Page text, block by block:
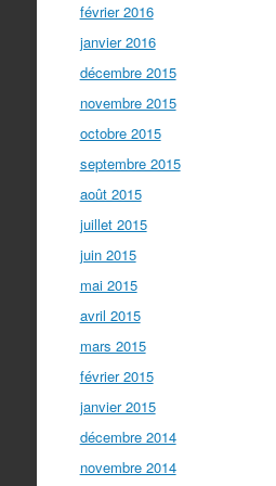
février 2016
janvier 2016
décembre 2015
novembre 2015
octobre 2015
septembre 2015
août 2015
juillet 2015
juin 2015
mai 2015
avril 2015
mars 2015
février 2015
janvier 2015
décembre 2014
novembre 2014